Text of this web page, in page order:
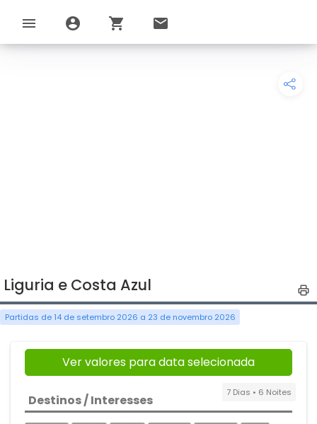
menu account_circle shopping_cart email
Liguria e Costa Azul
Partidas de 14 de setembro 2026 a 23 de novembro 2026
Ver valores para data selecionada
7 Dias • 6 Noites
Destinos / Interesses